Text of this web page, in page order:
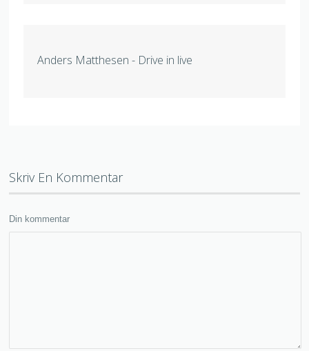
Anders Matthesen - Drive in live
Skriv En Kommentar
Din kommentar